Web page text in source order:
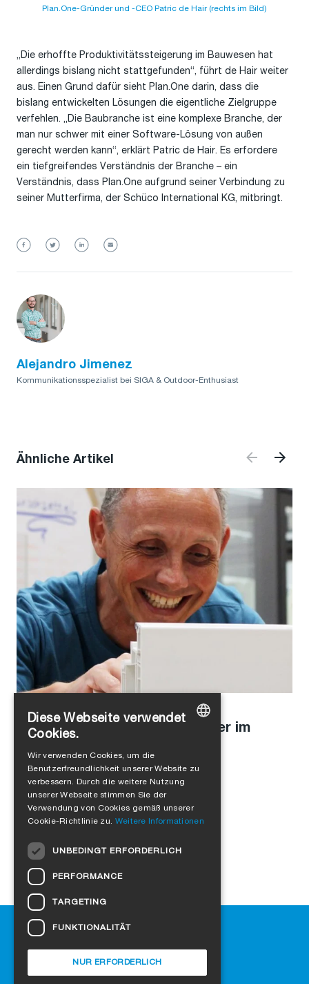
Plan.One-Gründer und -CEO Patric de Hair (rechts im Bild)
„Die erhoffte Produktivitätssteigerung im Bauwesen hat
allerdings bislang nicht stattgefunden“, führt de Hair weiter
aus. Einen Grund dafür sieht Plan.One darin, dass die
bislang entwickelten Lösungen die eigentliche Zielgruppe
verfehlen. „Die Baubranche ist eine komplexe Branche, der
man nur schwer mit einer Software-Lösung von außen
gerecht werden kann“, erklärt Patric de Hair. Es erfordere
ein tiefgreifendes Verständnis der Branche – ein
Verständnis, dass Plan.One aufgrund seiner Verbindung zu
seiner Mutterfirma, der Schüco International KG, mitbringt.
Alejandro Jimenez
Kommunikationsspezialist bei SIGA & Outdoor-Enthusiast
Ähnliche Artikel
Alejandro Jimenez Unternehmenskultur
20 Jahre SIGA: Andreas Wenger im
Hilfe
SIGA-Fachhändler finden
Häufig gestellte Fragen
ENGLISH
FRENCH
DANISH
Diese Webseite verwendet
Cookies.
Wir verwenden Cookies, um die
Benutzerfreundlichkeit unserer Website zu
verbessern. Durch die weitere Nutzung
unserer Webseite stimmen Sie der
Verwendung von Cookies gemäß unserer
Cookie-Richtlinie zu. Weitere Informationen
UNBEDINGT ERFORDERLICH
PERFORMANCE
TARGETING
FUNKTIONALITÄT
NUR ERFORDERLICH